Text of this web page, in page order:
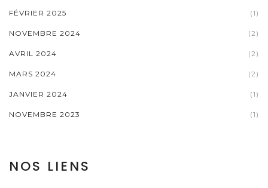
FÉVRIER 2025 (1)
NOVEMBRE 2024 (2)
AVRIL 2024 (2)
MARS 2024 (2)
JANVIER 2024 (1)
NOVEMBRE 2023 (1)
NOS LIENS